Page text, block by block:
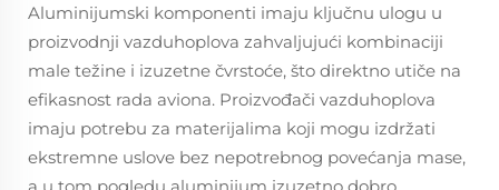
Aluminijumski komponenti imaju ključnu ulogu u
proizvodnji vazduhoplova zahvaljujući kombinaciji
male težine i izuzetne čvrstoće, što direktno utiče na
efikasnost rada aviona. Proizvođači vazduhoplova
imaju potrebu za materijalima koji mogu izdržati
ekstremne uslove bez nepotrebnog povećanja mase,